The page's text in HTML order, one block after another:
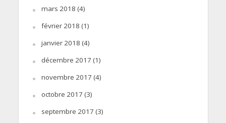
mars 2018 (4)
février 2018 (1)
janvier 2018 (4)
décembre 2017 (1)
novembre 2017 (4)
octobre 2017 (3)
septembre 2017 (3)